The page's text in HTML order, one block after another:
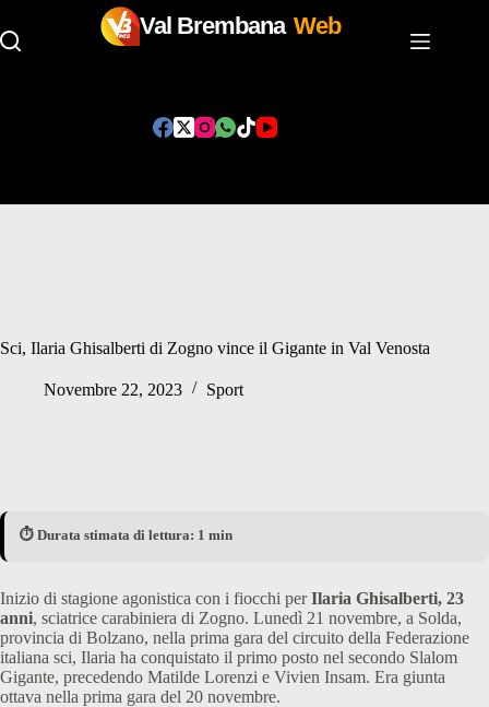
Val Brembana Web
Sci, Ilaria Ghisalberti di Zogno vince il Gigante in Val Venosta
Novembre 22, 2023 Sport
⏱️ Durata stimata di lettura: 1 min
Inizio di stagione agonistica con i fiocchi perIlaria Ghisalberti, 23
anni, sciatrice carabiniera di Zogno. Lunedì 21 novembre, a Solda,
provincia di Bolzano, nella prima gara del circuito della Federazione
italiana sci, Ilaria ha conquistato il primo posto nel secondo Slalom
Gigante, precedendo Matilde Lorenzi e Vivien Insam. Era giunta
ottava nella prima gara del 20 novembre.